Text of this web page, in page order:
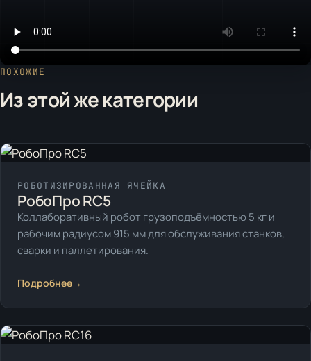
ПОХОЖИЕ
Из этой же категории
РОБОТИЗИРОВАННАЯ ЯЧЕЙКА
РобоПро RC5
Коллаборативный робот грузоподъёмностью 5 кг и
рабочим радиусом 915 мм для обслуживания станков,
сварки и паллетирования.
Подробнее→